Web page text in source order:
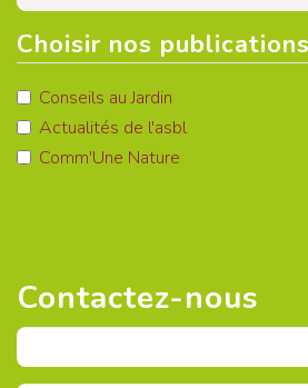
Choisir nos publications
Conseils au Jardin
Actualités de l'asbl
Comm'Une Nature
Contactez-nous